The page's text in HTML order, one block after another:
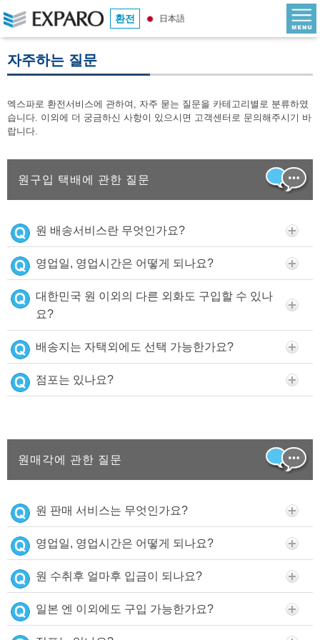
환전 日本語
자주하는 질문
엑스파로 환전서비스에 관하여, 자주 묻는 질문을 카테고리별로 분류하였
습니다. 이외에 더 궁금하신 사항이 있으시면 고객센터로 문의해주시기 바
랍니다.
원구입 택배에 관한 질문
원 배송서비스란 무엇인가요?
영업일, 영업시간은 어떻게 되나요?
대한민국 원 이외의 다른 외화도 구입할 수 있나
요?
배송지는 자택외에도 선택 가능한가요?
점포는 있나요?
원매각에 관한 질문
원 판매 서비스는 무엇인가요?
영업일, 영업시간은 어떻게 되나요?
원 수취후 얼마후 입금이 되나요?
일본 엔 이외에도 구입 가능한가요?